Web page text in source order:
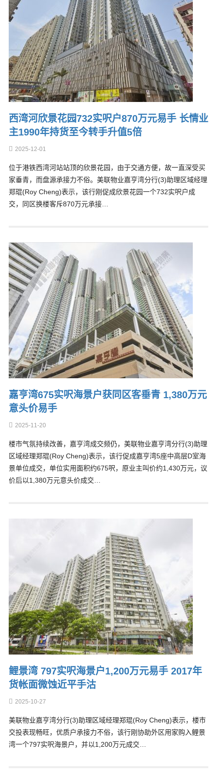
西湾河欣景花园732实呎户870万元易手 长情业
主1990年持货至今转手升值5倍
2025-12-01
位于港铁西湾河站站顶的欣景花园，由于交通方便，故一直深受买
家垂青，而盘源承接力不俗。美联物业嘉亨湾分行(3)助理区域经理
郑琨(Roy Cheng)表示，该行刚促成欣景花园一个732实呎户成
交，同区换楼客斥870万元承接…
嘉亨湾675实呎海景户获同区客垂青 1,380万元
意头价易手
2025-11-20
楼市气氛持续改善，嘉亨湾成交频仍，美联物业嘉亨湾分行(3)助理
区域经理郑琨(Roy Cheng)表示，该行促成嘉亨湾5座中高层D室海
景单位成交，单位实用面积约675呎，原业主叫价约1,430万元，议
价后以1,380万元意头价成交…
鲤景湾 797实呎海景户1,200万元易手 2017年
货帐面微蚀近平手沽
2025-10-27
美联物业嘉亨湾分行(3)助理区域经理郑琨(Roy Cheng)表示，楼市
交投表现畅旺，优质户承接力不俗，该行刚协助外区用家购入鲤景
湾一个797实呎海景户，并以1,200万元成交…